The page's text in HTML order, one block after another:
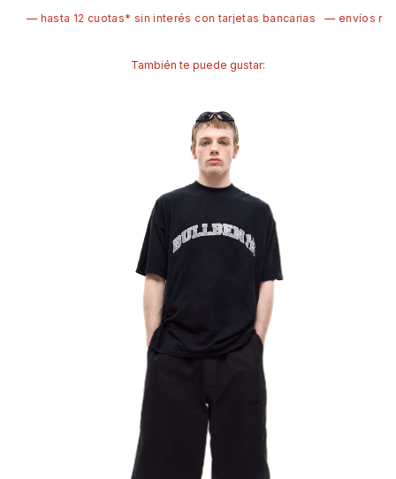
— hasta 12 cuotas* sin interés con tarjetas bancarias — envíos
También te puede gustar: